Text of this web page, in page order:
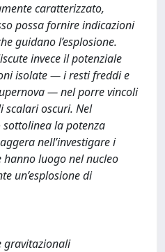
caratterizzato,
possa fornire indicazioni
guidano l’esplosione.
invece il potenziale
isolate — i resti freddi e
— nel porre vincoli
scalari oscuri. Nel
la potenza
nell’investigare i
hanno luogo nel nucleo
un’esplosione di
gravitazionali